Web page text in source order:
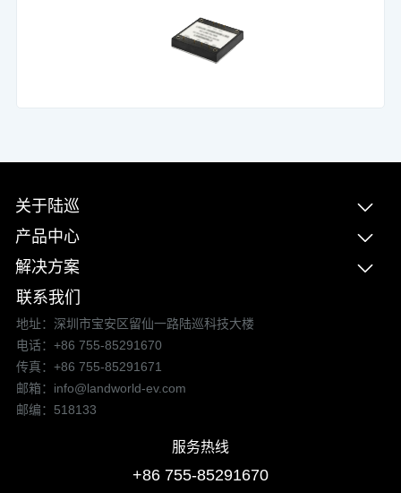
关于陆巡
产品中心
解决方案
联系我们
地址：深圳市宝安区留仙一路陆巡科技大楼
电话：+86 755-85291670
传真：+86 755-85291671
邮箱：info@landworld-ev.com
邮编：518133
服务热线
+86 755-85291670